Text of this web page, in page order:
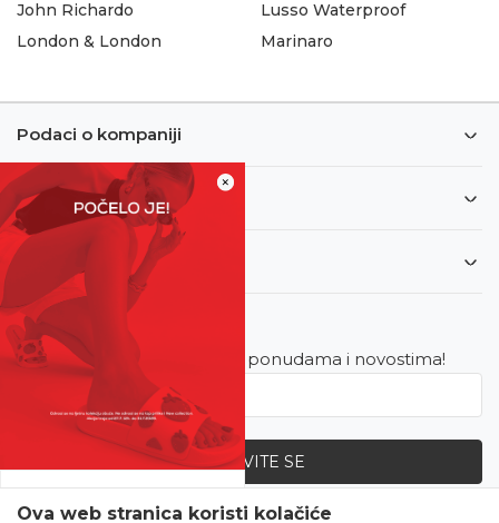
×
SVE UPOLA CIJENE!
John Richardo
London & London
Lusso Waterproof
Marinaro
Podaci o kompaniji
Informacije
Korisnički servis
Newsletter
Budite u toku sa najnovijim ponudama i novostima!
PRIJAVITE SE
Ova web stranica koristi kolačiće